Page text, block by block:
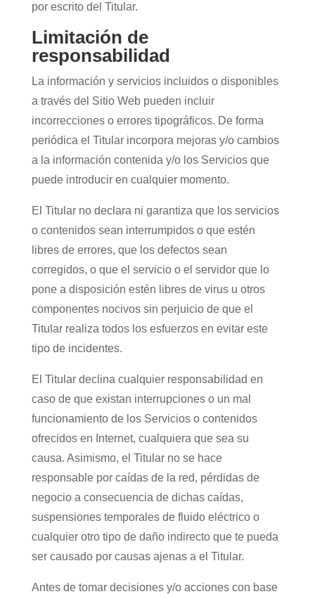
por escrito del Titular.
Limitación de
responsabilidad
La información y servicios incluidos o disponibles
a través del Sitio Web pueden incluir
incorrecciones o errores tipográficos. De forma
periódica el Titular incorpora mejoras y/o cambios
a la información contenida y/o los Servicios que
puede introducir en cualquier momento.
El Titular no declara ni garantiza que los servicios
o contenidos sean interrumpidos o que estén
libres de errores, que los defectos sean
corregidos, o que el servicio o el servidor que lo
pone a disposición estén libres de virus u otros
componentes nocivos sin perjuicio de que el
Titular realiza todos los esfuerzos en evitar este
tipo de incidentes.
El Titular declina cualquier responsabilidad en
caso de que existan interrupciones o un mal
funcionamiento de los Servicios o contenidos
ofrecidos en Internet, cualquiera que sea su
causa. Asimismo, el Titular no se hace
responsable por caídas de la red, pérdidas de
negocio a consecuencia de dichas caídas,
suspensiones temporales de fluido eléctrico o
cualquier otro tipo de daño indirecto que te pueda
ser causado por causas ajenas a el Titular.
Antes de tomar decisiones y/o acciones con base